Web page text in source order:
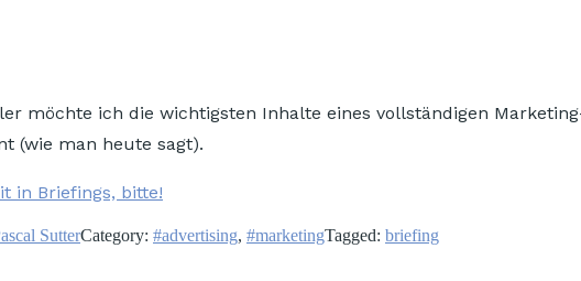
möchte ich die wichtigsten Inhalte eines vollständigen
(wie man heute sagt).
in Briefings, bitte!
SutterCategory: #advertising, #marketingTagged: briefing